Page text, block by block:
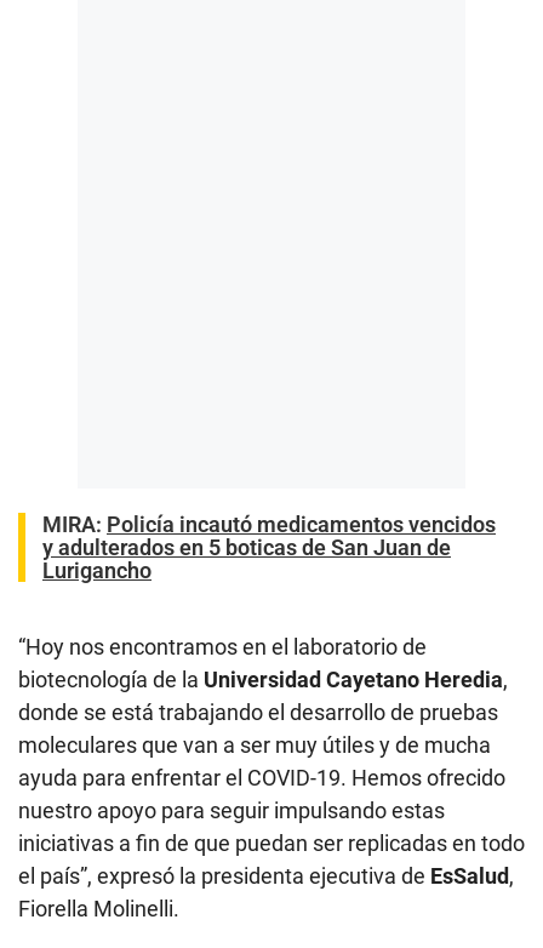
MIRA: Policía incautó medicamentos vencidos
y adulterados en 5 boticas de San Juan de
Lurigancho
“Hoy nos encontramos en el laboratorio de
biotecnología de la Universidad Cayetano Heredia,
donde se está trabajando el desarrollo de pruebas
moleculares que van a ser muy útiles y de mucha
ayuda para enfrentar el COVID-19. Hemos ofrecido
nuestro apoyo para seguir impulsando estas
iniciativas a fin de que puedan ser replicadas en todo
el país”, expresó la presidenta ejecutiva de EsSalud,
Fiorella Molinelli.